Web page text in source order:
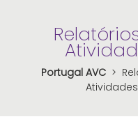
Portugal AVC >
Atividades